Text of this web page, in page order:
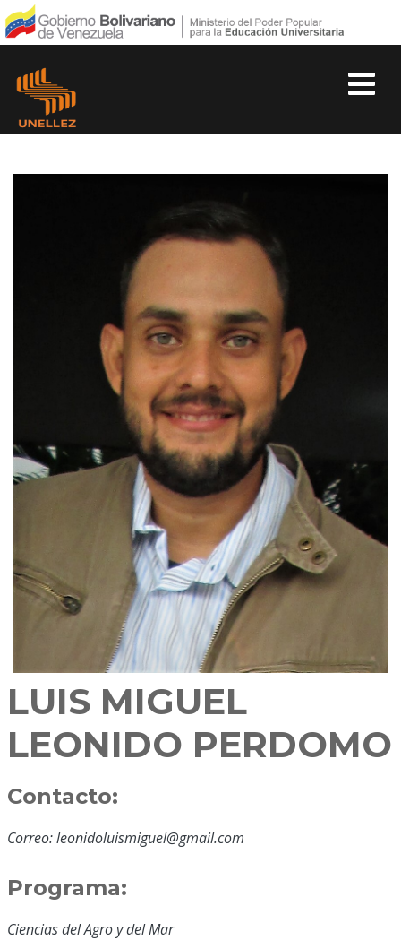
LUIS MIGUEL
LEONIDO PERDOMO
Contacto:
Correo: leonidoluismiguel@gmail.com
Programa:
Ciencias del Agro y del Mar